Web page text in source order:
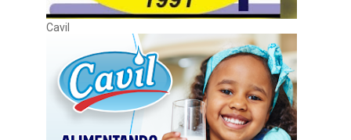
Cavil